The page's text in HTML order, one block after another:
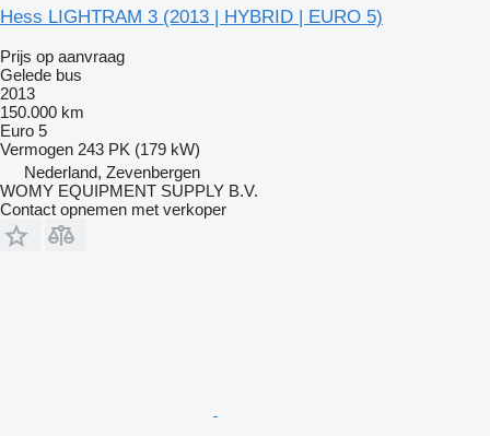
Hess LIGHTRAM 3 (2013 | HYBRID | EURO 5)
Prijs op aanvraag
Gelede bus
2013
150.000 km
Euro 5
Vermogen 243 PK (179 kW)
Nederland, Zevenbergen
WOMY EQUIPMENT SUPPLY B.V.
Contact opnemen met verkoper